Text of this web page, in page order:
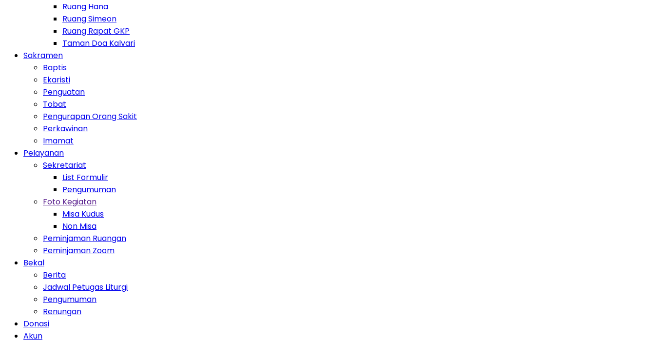
Ruang Hana
Ruang Simeon
Ruang Rapat GKP
Taman Doa Kalvari
Toggle Dropdown
Sakramen
Baptis
Ekaristi
Penguatan
Tobat
Pengurapan Orang Sakit
Perkawinan
Imamat
Toggle Dropdown
Pelayanan
Toggle Dropdown
Sekretariat
List Formulir
Pengumuman
Toggle Dropdown
Foto Kegiatan
Misa Kudus
Non Misa
Peminjaman Ruangan
Peminjaman Zoom
Toggle Dropdown
Bekal
Berita
Jadwal Petugas Liturgi
Pengumuman
Renungan
Donasi
Toggle Dropdown
Akun